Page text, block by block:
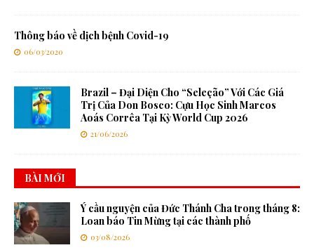
Thông báo về dịch bệnh Covid-19
06/03/2020
Brazil – Đại Diện Cho “Seleção” Với Các Giá
Trị Của Don Bosco: Cựu Học Sinh Marcos
Aoás Corrêa Tại Kỳ World Cup 2026
21/06/2026
BÀI MỚI
Ý cầu nguyện của Đức Thánh Cha trong tháng 8:
Loan báo Tin Mừng tại các thành phố
03/08/2026